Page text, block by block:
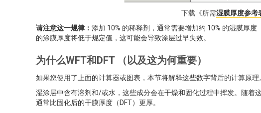
下载《所需湿膜厚度参考
请注意这一规律： 添加 10% 的稀释剂，通常需要增加约 10% 的湿膜厚
的涂膜厚度将低于规定值，这可能会导致涂层过早失效。
为什么WFT和DFT （以及这为何重要）
如果您使用了上面的计算器或图表，本节将解释这些数字背后的计算原理
湿涂层中含有溶剂和/或水，这些成分会在干燥和固化过程中挥发。随着
通常比固化后的干膜厚度（DFT）更厚。